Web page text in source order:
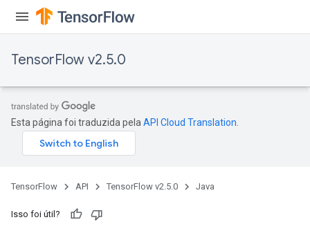
TensorFlow v2.5.0
Esta página foi traduzida pela API Cloud Translation
TensorFlow API TensorFlow v2.5.0 Java
Isso foi útil?